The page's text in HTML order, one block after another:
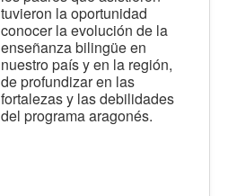
tuvieron la oportunidad
conocer la evolución de la
enseñanza bilingüe en
nuestro país y en la región,
de profundizar en las
fortalezas y las debilidades
del programa aragonés.